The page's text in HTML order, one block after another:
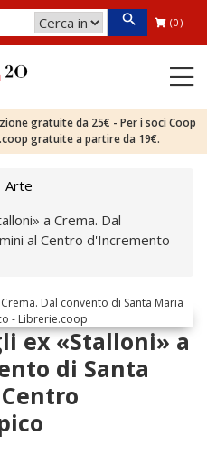
(0)
gratuite da 25€ - Per i soci Coop
gratuite a partire da 19€.
Arte
a Crema. Dal
al Centro d'Incremento
ex «Stalloni» a
di Santa